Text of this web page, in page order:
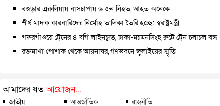
বগুড়ার এরুলিয়ায় বাসচাপায় ৬ জন নিহত, আহত অনেকে
শীর্ষ মাদক কারবারিদের নির্মোহ তালিকা তৈরি হচ্ছে: স্বরাষ্ট্রমন্ত্রী
গফরগাঁওয়ে ট্রেনের ৪ বগি লাইনচ্যুত, ঢাকা-ময়মনসিংহ রুটে ট্রেন চলাচল বন্ধ
রক্তমাখা পোশাক থেকে আয়নাঘর, গণভবনে জুলাইয়ের স্মৃতি
আমাদের যতআয়োজন...
জাতীয় আন্তর্জাতিক
রাজনীতি